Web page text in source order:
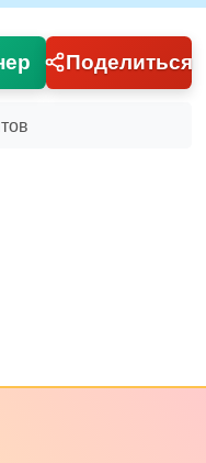
Поделиться